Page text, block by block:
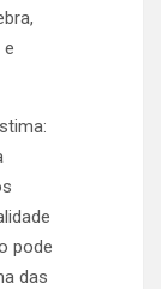
pode
das